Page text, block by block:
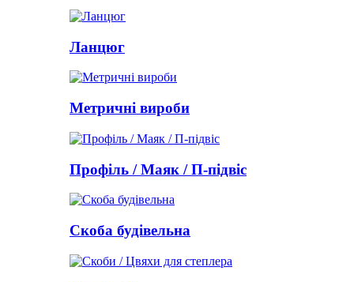
Ланцюг
Метричні вироби
Профіль / Маяк / П-підвіс
Скоба будівельна